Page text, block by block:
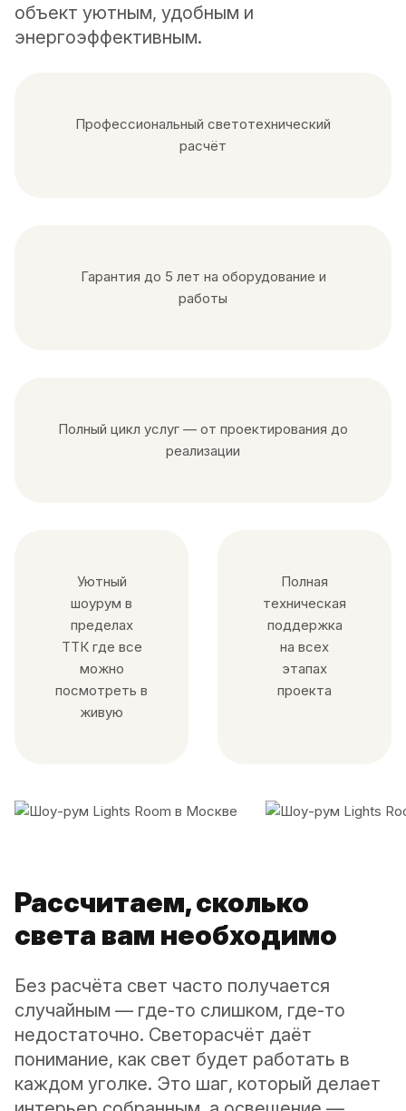
объект уютным, удобным и
энергоэффективным.
Профессиональный светотехнический
расчёт
Гарантия до 5 лет на оборудование и
работы
Полный цикл услуг — от проектирования до
реализации
Уютный
шоурум в
пределах
ТТК где все
можно
посмотреть в
живую
Полная
техническая
поддержка
на всех
этапах
проекта
Рассчитаем, сколько
света вам необходимо
Без расчёта свет часто получается
случайным — где-то слишком, где-то
недостаточно. Светорасчёт даёт
понимание, как свет будет работать в
каждом уголке. Это шаг, который делает